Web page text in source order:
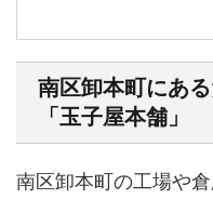
南区卸本町にあ
「玉子屋本舗」
南区卸本町の工場や